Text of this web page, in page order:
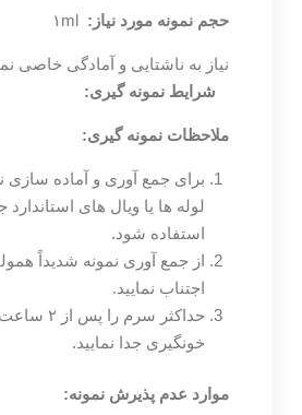
حجم نمونه مورد نیاز:
نیاز به ناشتایی و آمادگی خاصی
شرایط نمونه گیری:
ملاحظات نمونه گیری:
برای جمع آوری و آماده سازی
لوله ها یا ویال های
استفاده شود.
از جمع آوری نمونه شدیداً
اجتناب نمایید.
حداکثر سرم
خونگیری جدا نمایید.
موارد عدم پذیرش نمونه: